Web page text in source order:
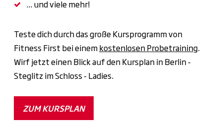
... und viele mehr!
Teste dich durch das große Kursprogramm von
Fitness First bei einemkostenlosen Probetraining.
Wirf jetzt einen Blick auf den Kursplan in Berlin -
Steglitz im Schloss - Ladies.
ZUM KURSPLAN